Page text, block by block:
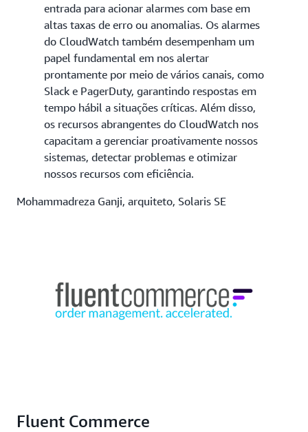
entrada para acionar alarmes com base em
altas taxas de erro ou anomalias. Os alarmes
do CloudWatch também desempenham um
papel fundamental em nos alertar
prontamente por meio de vários canais, como
Slack e PagerDuty, garantindo respostas em
tempo hábil a situações críticas. Além disso,
os recursos abrangentes do CloudWatch nos
capacitam a gerenciar proativamente nossos
sistemas, detectar problemas e otimizar
nossos recursos com eficiência.
Mohammadreza Ganji, arquiteto, Solaris SE
Fluent Commerce